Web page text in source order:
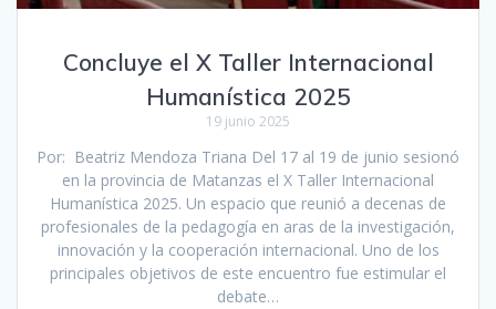
Concluye el X Taller Internacional
Humanística 2025
19 junio 2025
Por: Beatriz Mendoza Triana Del 17 al 19 de junio sesionó
en la provincia de Matanzas el X Taller Internacional
Humanística 2025. Un espacio que reunió a decenas de
profesionales de la pedagogía en aras de la investigación,
innovación y la cooperación internacional. Uno de los
principales objetivos de este encuentro fue estimular el
debate…